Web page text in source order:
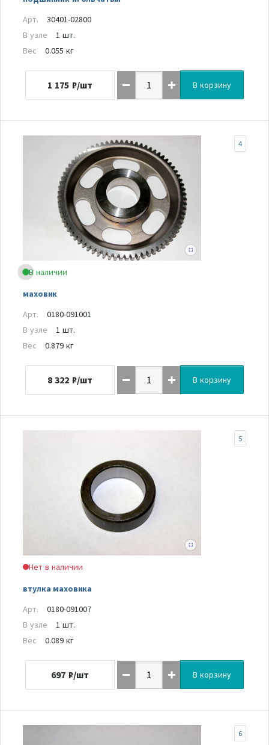
Арт.
30401-02800
В узле
1 шт.
Вес
0.055 кг
1 175 ₽/шт В корзину
В наличии
маховик
4
Арт.
0180-091001
В узле
1 шт.
Вес
0.879 кг
8 322 ₽/шт В корзину
Нет в наличии
втулка маховика
5
Арт.
0180-091007
В узле
1 шт.
Вес
0.089 кг
697 ₽/шт В корзину
6